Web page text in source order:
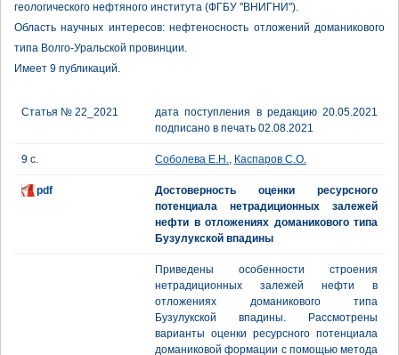
геологического нефтяного института (ФГБУ "ВНИГНИ").
Область научных интересов: нефтеносность отложений доманикового
типа Волго-Уральской провинции.
Имеет 9 публикаций.
Статья № 22_2021
дата поступления в редакцию 20.05.2021
подписано в печать 02.08.2021
9 с. Соболева Е.Н., Каспаров С.О.
pdf
Достоверность оценки ресурсного
потенциала нетрадиционных залежей
нефти в отложениях доманикового типа
Бузулукской впадины
Приведены особенности строения
нетрадиционных залежей нефти в
отложениях доманикового типа
Бузулукской впадины. Рассмотрены
варианты оценки ресурсного потенциала
доманиковой формации с помощью метода